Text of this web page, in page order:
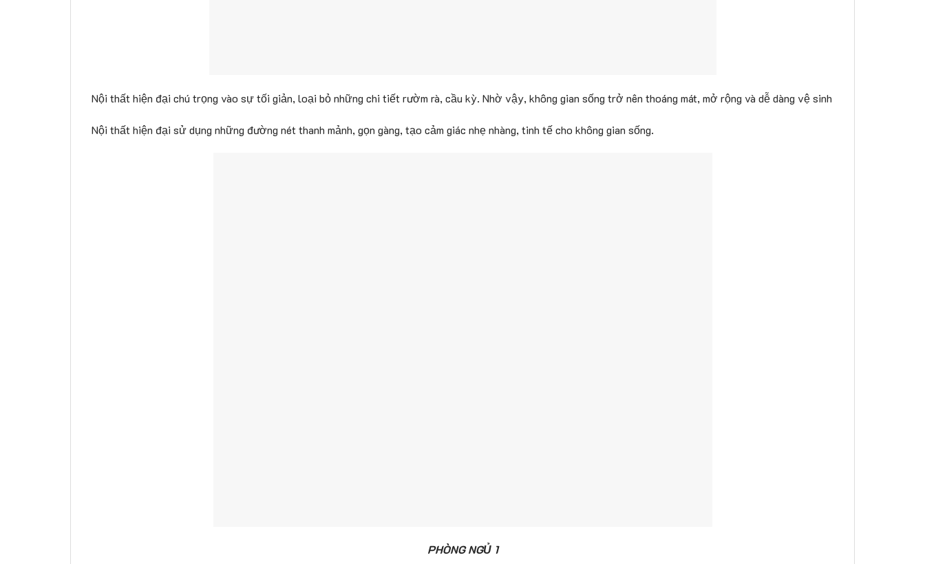
Nội thất hiện đại chú trọng vào sự tối giản, loại bỏ những chi tiết rườm rà, cầu kỳ. Nhờ vậy, không gian sống trở nên thoáng mát, mở rộng và dễ dàng vệ sinh
Nội thất hiện đại sử dụng những đường nét thanh mảnh, gọn gàng, tạo cảm giác nhẹ nhàng, tinh tế cho không gian sống.
PHÒNG NGỦ 1